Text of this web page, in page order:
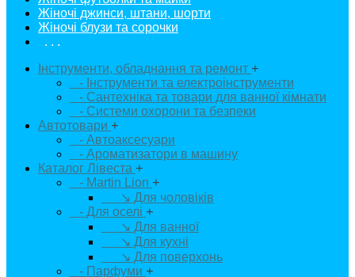
Жіночі джинси, штани, шорти
Жіночі блузи та сорочки
. . .
Інструменти, обладнання та ремонт +
- Інструменти та електроінструменти
- Сантехніка та товари для ванної кімнати
- Системи охорони та безпеки
Автотовари +
- Автоаксесуари
- Ароматизатори в машину
Каталог Лівеста +
- Martin Lion +
↘ Для чоловіків
- Для оселі +
↘ Для ванної
↘ Для кухні
↘ Для поверхонь
- Парфуми +